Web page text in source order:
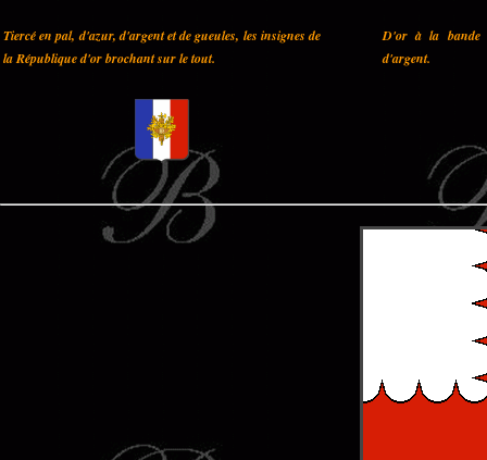
Tiercé en pal, d'azur, d'argent et de gueules, les insignes de
la République d'or brochant sur le tout.
D'or à la bande
d'argent.